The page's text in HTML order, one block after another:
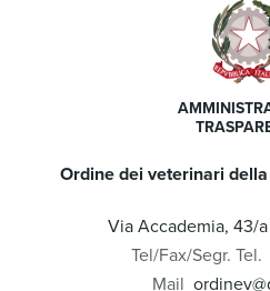
Ordine dei veterinari
Via Accademia, 43/
Tel/Fax/Segr. Tel.
Mail